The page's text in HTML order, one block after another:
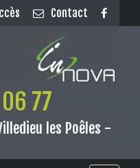
Contact
77
les Poêles -